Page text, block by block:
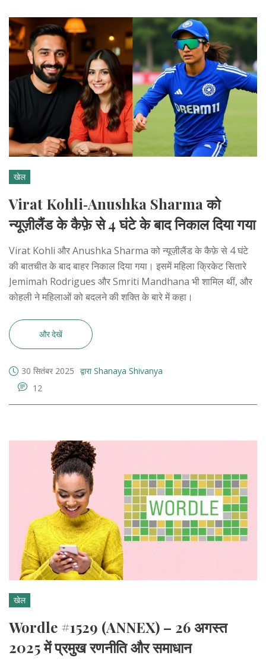
खेल
Virat Kohli‑Anushka Sharma को
न्यूज़ीलैंड के कैफ़े से 4 घंटे के बाद निकाल दिया गया
Virat Kohli और Anushka Sharma को न्यूज़ीलैंड के कैफ़े से 4 घंटे
की बातचीत के बाद बाहर निकाल दिया गया। इसमें महिला क्रिकेट सितारे
Jemimah Rodrigues और Smriti Mandhana भी शामिल थीं, और
कोहली ने महिलाओं को बदलने की शक्ति के बारे में कहा।
और देखें
30 सितंबर 2025 द्वारा Shanaya Shivanya
12
खेल
Wordle #1529 (ANNEX) – 26 अगस्त
2025 में प्रमुख रणनीति और समाधान